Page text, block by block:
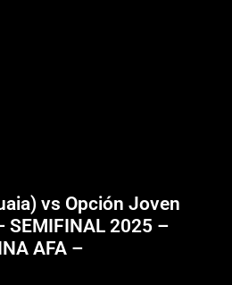
vs Opción Joven
SEMIFINAL 2025 –
AFA –